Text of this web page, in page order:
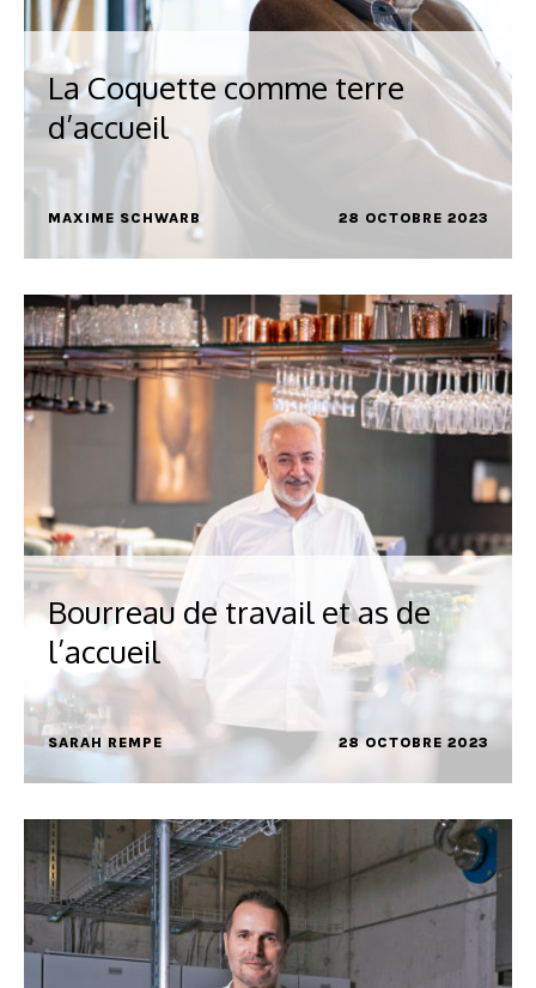
La Coquette comme terre
d’accueil
MAXIME SCHWARB 28 OCTOBRE 2023
Bourreau de travail et as de
l’accueil
SARAH REMPE 28 OCTOBRE 2023